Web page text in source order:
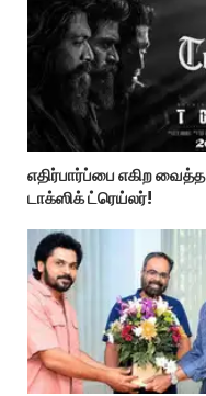
எதிர்பார்ப்பை எகிற வைத்த
டாக்ஸிக் ட்ரெய்லர்!